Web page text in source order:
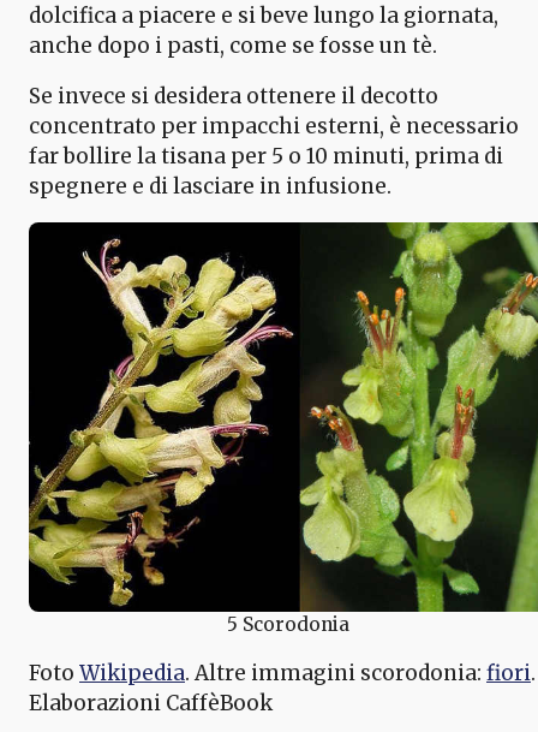
dolcifica a piacere e si beve lungo la giornata,
anche dopo i pasti, come se fosse un tè.
Se invece si desidera ottenere il decotto
concentrato per impacchi esterni, è necessario
far bollire la tisana per 5 o 10 minuti, prima di
spegnere e di lasciare in infusione.
5 Scorodonia
Foto Wikipedia. Altre immagini scorodonia: fiori.
Elaborazioni CaffèBook